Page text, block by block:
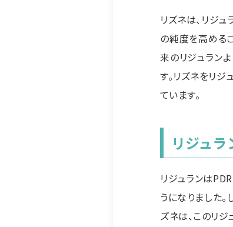
リズネは、リジ
の純度を高める
来のリジュラン
す。リズネをリ
ています。
リジュ
リジュランは
うになりました
ズネは、このリ